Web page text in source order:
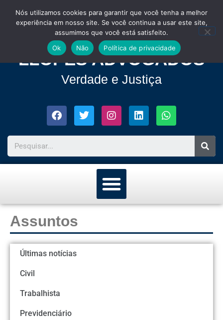
LLOPES ADVOGADOS
Verdade e Justiça
Assuntos
Últimas notícias
Civil
Trabalhista
Previdenciário
Nós utilizamos cookies para garantir que você tenha a melhor
experiência em nosso site. Se você continua a usar este site,
assumimos que você está satisfeito.
Ok
Não Política de privacidade